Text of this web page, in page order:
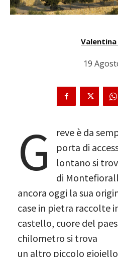
Valentina
19
G
reve è da
porta di
lontano si
di
ancora oggi la sua
case in pietra raccolte
castello, cuore del
chilometro si trova
un altro piccolo